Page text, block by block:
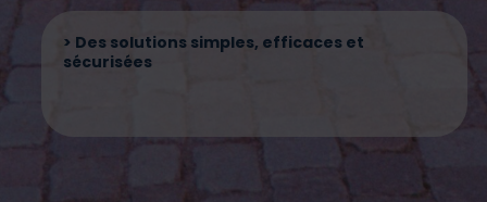
> Des solutions simples, efficaces et
sécurisées